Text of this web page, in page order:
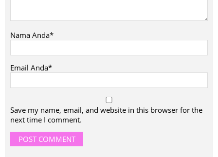
Nama Anda*
Email Anda*
Save my name, email, and website in this browser for the
next time I comment.